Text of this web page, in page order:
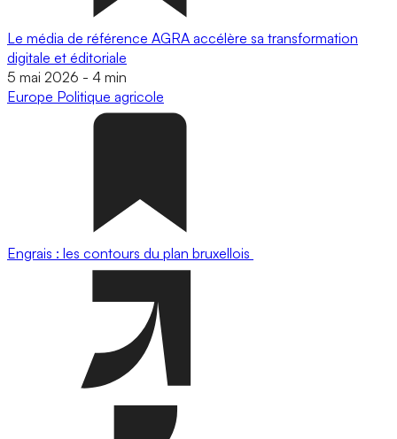
Le média de référence AGRA accélère sa transformation
digitale et éditoriale
5 mai 2026 - 4 min
Europe Politique agricole
Engrais : les contours du plan bruxellois